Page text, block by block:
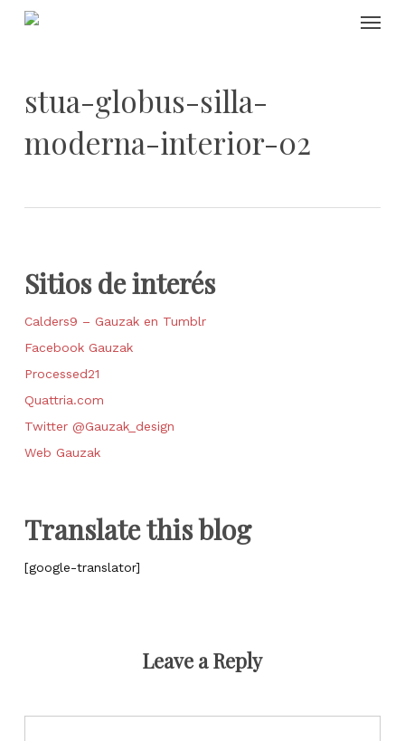
Skip
stua-globus-silla-
moderna-interior-02
Sitios de interés
Calders9 – Gauzak en Tumblr
Facebook Gauzak
Processed21
Quattria.com
Twitter @Gauzak_design
Web Gauzak
Translate this blog
[google-translator]
Leave a Reply